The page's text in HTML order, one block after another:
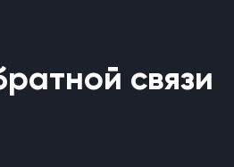
связи